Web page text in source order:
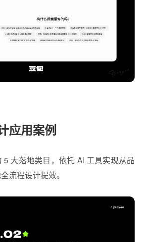
应用案例
5 大落地类目，依托 AI 工具实现从品
流程设计提效。